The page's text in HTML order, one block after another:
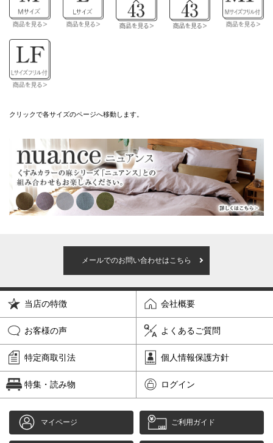
クリックで各サイズのページへ移動します。
メールでのお問い合わせはこちら
当店の特徴 会社概要
お客様の声 よくあるご質問
特定商取引法 個人情報保護方針
特集・読み物 ログイン
マイページ ご利用ガイド